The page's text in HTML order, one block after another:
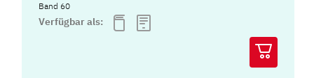
Band 60
Verfügbar als: